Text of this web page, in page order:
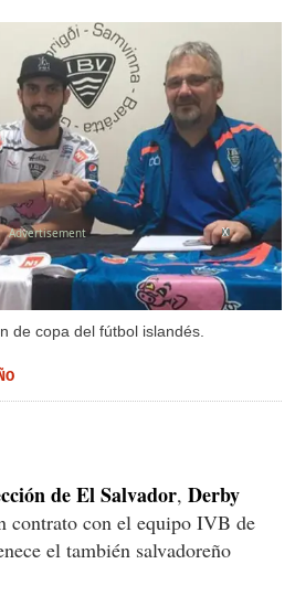
de copa del fútbol islandés.
X
de El Salvador, Derby
contrato con el equipo IVB de
el también salvadoreño